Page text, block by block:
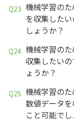
機械学習の
を収集した
しょうか？
機械学習の
収集したい
ょうか？
機械学習の
数値データ
こと可能で